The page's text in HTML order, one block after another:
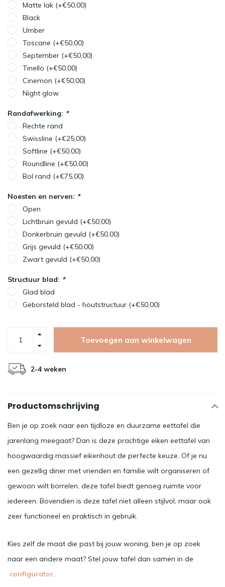
Matte lak (+€50,00)
Black
Umber
Toscane (+€50,00)
September (+€50,00)
Tinello (+€50,00)
Cinemon (+€50,00)
Night glow
Randafwerking: *
Rechte rand
Swissline (+€25,00)
Softline (+€50,00)
Roundline (+€50,00)
Bol rand (+€75,00)
Noesten en nerven: *
Open
Lichtbruin gevuld (+€50,00)
Donkerbruin gevuld (+€50,00)
Grijs gevuld (+€50,00)
Zwart gevuld (+€50,00)
Structuur blad: *
Glad blad
Geborsteld blad - houtstructuur (+€50,00)
Toevoegen aan winkelwagen
2-4 weken
Productomschrijving
Ben je op zoek naar een tijdloze en duurzame eettafel die
jarenlang meegaat? Dan is deze prachtige eiken eettafel van
hoogwaardig massief eikenhout de perfecte keuze. Of je nu
een gezellig diner met vrienden en familie wilt organiseren of
gewoon wilt borrelen, deze tafel biedt genoeg ruimte voor
iedereen. Bovendien is deze tafel niet alleen stijlvol, maar ook
zeer functioneel en praktisch in gebruik.
Kies zelf de maat die past bij jouw woning, ben je op zoek
naar een andere maat? Stel jouw tafel dan samen in de
configurator.